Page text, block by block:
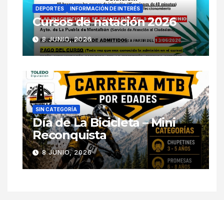
DEPORTES INFORMACIÓN DE INTERÉS
Cursos de natación 2026
8 JUNIO, 2026
SIN CATEGORÍA
Día de La Bicicleta – Mini
Reconquista
8 JUNIO, 2026